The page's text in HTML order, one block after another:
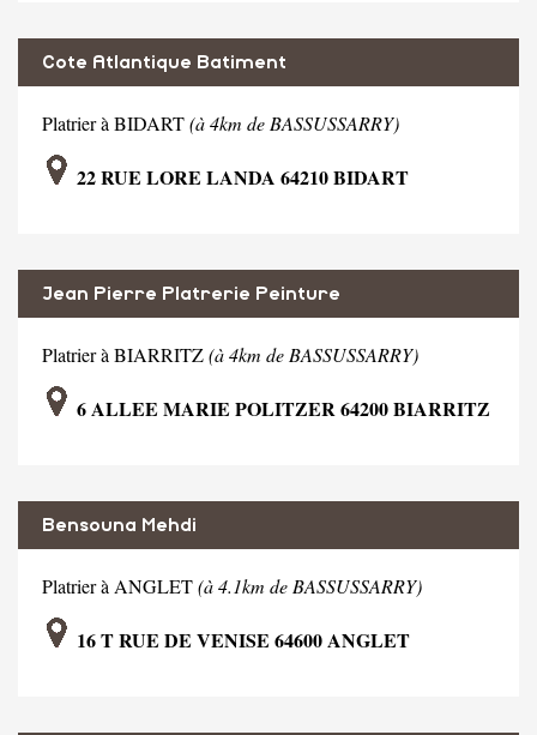
Cote Atlantique Batiment
Platrier à BIDART(à 4km de BASSUSSARRY)
22 RUE LORE LANDA 64210 BIDART
Jean Pierre Platrerie Peinture
Platrier à BIARRITZ(à 4km de BASSUSSARRY)
6 ALLEE MARIE POLITZER 64200 BIARRITZ
Bensouna Mehdi
Platrier à ANGLET(à 4.1km de BASSUSSARRY)
16 T RUE DE VENISE 64600 ANGLET